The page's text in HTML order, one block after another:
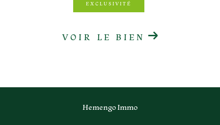
EXCLUSIVITÉ
VOIR LE BIEN
Hemengo Immo